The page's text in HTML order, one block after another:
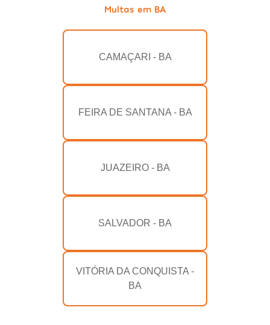
Multas em BA
CAMAÇARI - BA
FEIRA DE SANTANA - BA
JUAZEIRO - BA
SALVADOR - BA
VITÓRIA DA CONQUISTA -
BA